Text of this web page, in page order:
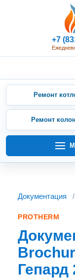
+7
Ремонт
Ремонт
Документация /
PROTHERM
Гепард